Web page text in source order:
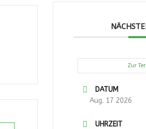
Zur
DATUM
Aug. 17 2026
UHRZEIT